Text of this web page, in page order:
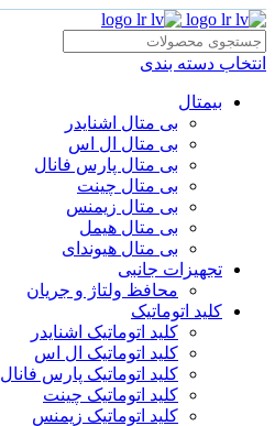
انتخاب دسته بندی
بیمتال
بی متال اشنایدر
بی متال ال اس
بی متال پارس فانال
بی متال چینت
بی متال زیمنس
بی متال هیمل
بی متال هیوندای
تجهیزات جانبی
محافظ ولتاژ و‌ جریان
کلید اتوماتیک
کلید اتوماتیک اشنایدر
کلید اتوماتیک ال اس
کلید اتوماتیک پارس فانال
کلید اتوماتیک چینت
کلید اتوماتیک زیمنس